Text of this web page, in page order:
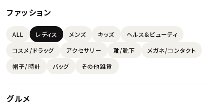
ファッション
ALL レディス メンズ キッズ
ヘルス&ビューティ
コスメ/ドラッグ
アクセサリー 靴/靴下
メガネ/コンタクト
帽子/時計
バッグ その他雑貨
グルメ